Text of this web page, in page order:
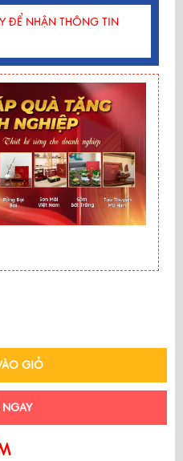
ĐỂ NHẬN THÔNG TIN
GIỎ